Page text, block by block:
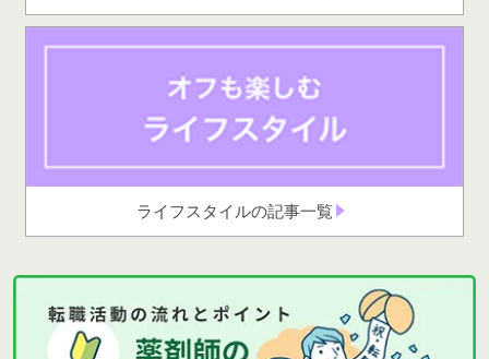
ライフスタイルの記事一覧